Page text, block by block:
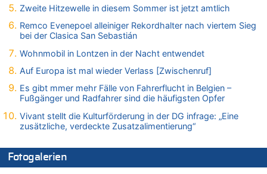
Zweite Hitzewelle in diesem Sommer ist jetzt amtlich
06.08.2026 - 14:26 von Hugo Egon Bernhard von Sinnen zu
Zweite Hitzewelle in diesem Sommer ist jetzt amtlich
06.08.2026 - 14:11 von Dax zu
Zurück an den Rhein: Hendrich wechselt zum 1. FC Köln
Wasserstand des Rheins in NRW so niedrig wie noch nie
Zweite Hitzewelle in diesem Sommer ist jetzt amtlich
06.08.2026 - 13:34 von Zeitzeuge zu
Zweite Hitzewelle in diesem Sommer ist jetzt amtlich
Remco Evenepoel alleiniger Rekordhalter nach viertem Sieg
bei der Clasica San Sebastián
Wohnmobil in Lontzen in der Nacht entwendet
Auf Europa ist mal wieder Verlass [Zwischenruf]
Es gibt mmer mehr Fälle von Fahrerflucht in Belgien –
Fußgänger und Radfahrer sind die häufigsten Opfer
Vivant stellt die Kulturförderung in der DG infrage: „Eine
zusätzliche, verdeckte Zusatzalimentierung“
Fotogalerien